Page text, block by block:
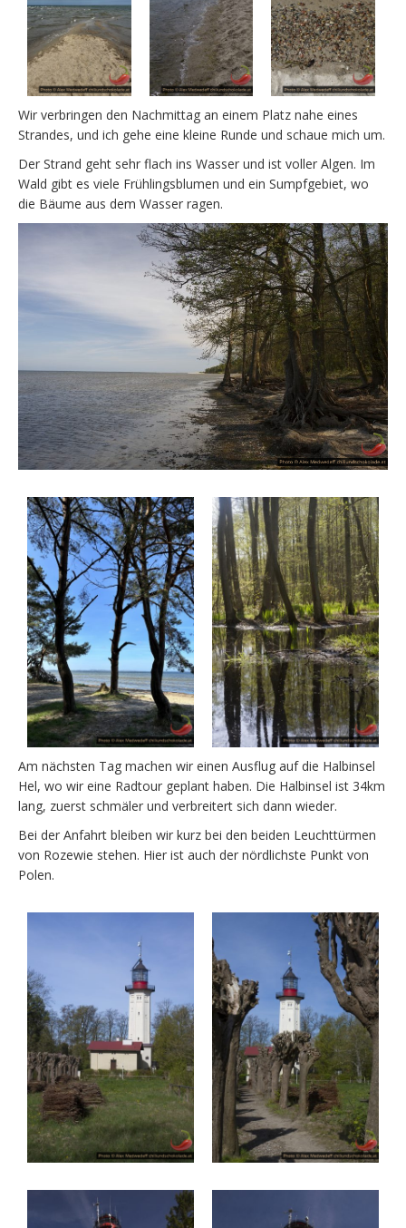
Wir verbringen den Nachmittag an einem Platz nahe eines
Strandes, und ich gehe eine kleine Runde und schaue mich um.
Der Strand geht sehr flach ins Wasser und ist voller Algen. Im
Wald gibt es viele Frühlingsblumen und ein Sumpfgebiet, wo
die Bäume aus dem Wasser ragen.
Am nächsten Tag machen wir einen Ausflug auf die Halbinsel
Hel, wo wir eine Radtour geplant haben. Die Halbinsel ist 34km
lang, zuerst schmäler und verbreitert sich dann wieder.
Bei der Anfahrt bleiben wir kurz bei den beiden Leuchttürmen
von Rozewie stehen. Hier ist auch der nördlichste Punkt von
Polen.